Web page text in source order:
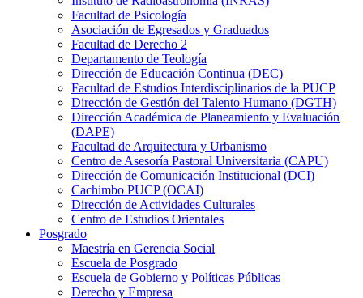
Facultad de Psicología
Asociación de Egresados y Graduados
Facultad de Derecho 2
Departamento de Teología
Dirección de Educación Continua (DEC)
Facultad de Estudios Interdisciplinarios de la PUCP
Dirección de Gestión del Talento Humano (DGTH)
Dirección Académica de Planeamiento y Evaluación
(DAPE)
Facultad de Arquitectura y Urbanismo
Centro de Asesoría Pastoral Universitaria (CAPU)
Dirección de Comunicación Institucional (DCI)
Cachimbo PUCP (OCAI)
Dirección de Actividades Culturales
Centro de Estudios Orientales
Posgrado
Maestría en Gerencia Social
Escuela de Posgrado
Escuela de Gobierno y Políticas Públicas
Derecho y Empresa